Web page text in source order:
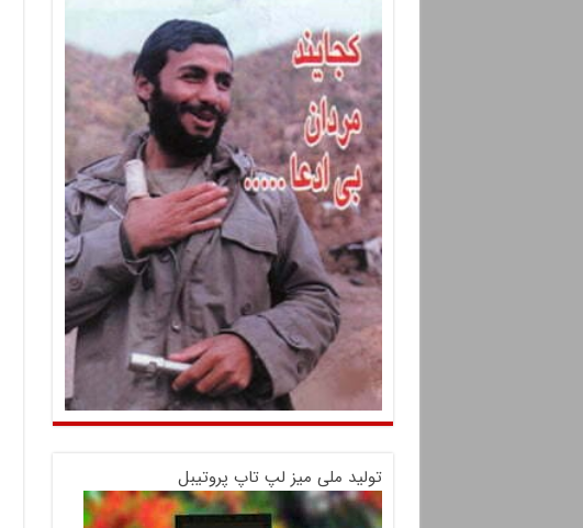
تولید ملی میز لپ تاپ پروتیبل